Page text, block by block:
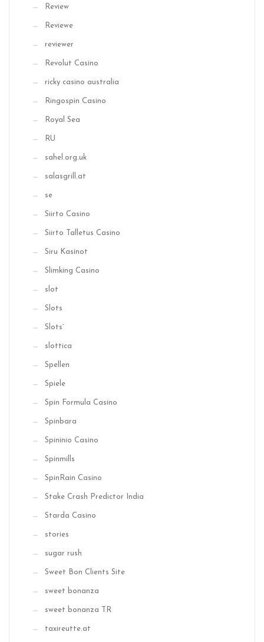
Review
Reviewe
reviewer
Revolut Casino
ricky casino australia
Ringospin Casino
Royal Sea
RU
sahel.org.uk
salasgrill.at
se
Siirto Casino
Siirto Talletus Casino
Siru Kasinot
Slimking Casino
slot
Slots
Slots`
slottica
Spellen
Spiele
Spin Formula Casino
Spinbara
Spininio Casino
Spinmills
SpinRain Casino
Stake Crash Predictor India
Starda Casino
stories
sugar rush
Sweet Bon Clients Site
sweet bonanza
sweet bonanza TR
taxireutte.at